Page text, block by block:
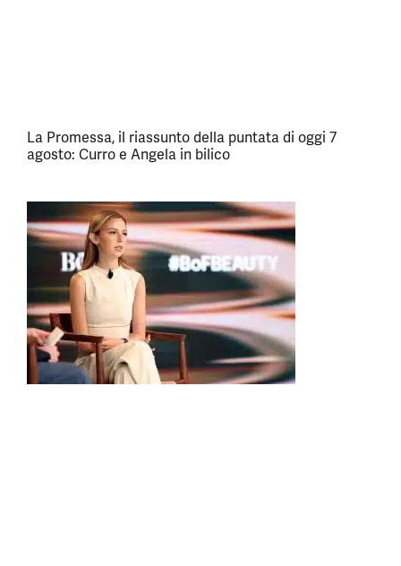
La Promessa, il riassunto della puntata di oggi 7
agosto: Curro e Angela in bilico